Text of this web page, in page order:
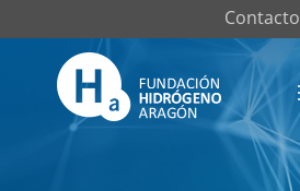
Contacto